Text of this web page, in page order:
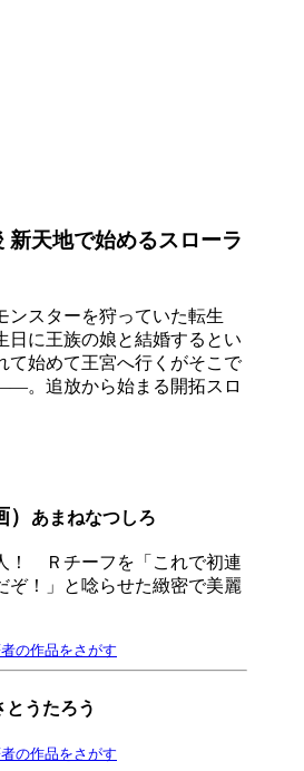
新天地で始めるスローラ
ンスターを狩っていた転生
日に王族の娘と結婚するとい
て始めて王宮へ行くがそこで
。追放から始まる開拓スロ
あまねなつしろ
！ Ｒチーフを「これで初連
！」と唸らせた緻密で美麗
の作品をさがす
とうたろう
の作品をさがす